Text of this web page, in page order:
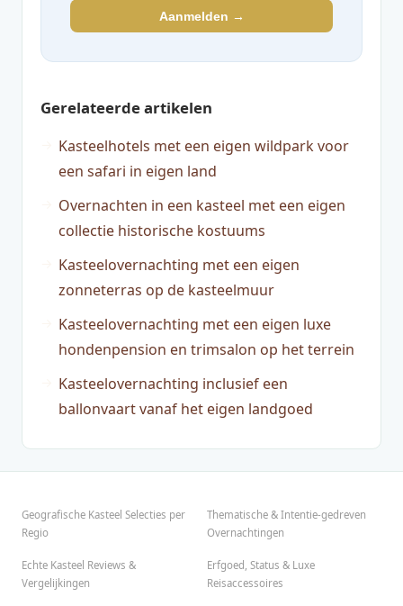
Aanmelden →
Gerelateerde artikelen
Kasteelhotels met een eigen wildpark voor
een safari in eigen land
Overnachten in een kasteel met een eigen
collectie historische kostuums
Kasteelovernachting met een eigen
zonneterras op de kasteelmuur
Kasteelovernachting met een eigen luxe
hondenpension en trimsalon op het terrein
Kasteelovernachting inclusief een
ballonvaart vanaf het eigen landgoed
Geografische Kasteel Selecties per
Regio
Thematische & Intentie-gedreven
Overnachtingen
Echte Kasteel Reviews &
Vergelijkingen
Erfgoed, Status & Luxe
Reisaccessoires